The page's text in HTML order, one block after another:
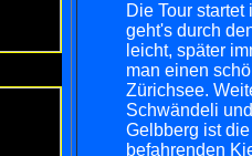
Die Tour
geht's durch
leicht, später
man einen
Zürichsee.
Schwändeli
Gelbberg ist
befahrenden